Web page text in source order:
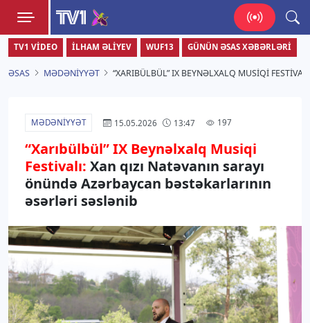
TV1
Zamanı bizimlə yaşa!
TV1 VIDEO İLHAM ƏLIYEV WUF13 GÜNÜN ƏSAS XƏBƏRLƏRI
ƏSAS MƏDƏNIYYƏT “XARIBÜLBÜL” IX BEYNƏLXALQ MUSIQI
MƏDƏNIYYƏT 15.05.2026 13:47 197
“Xarıbülbül” IX Beynəlxalq Musiqi
Festivalı: Xan qızı Natəvanın sarayı
önündə Azərbaycan bəstəkarlarının
əsərləri səslənib